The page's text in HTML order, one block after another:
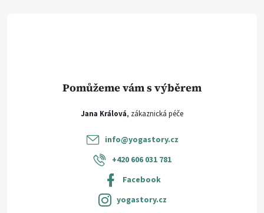
Jana Králová
info@yogastory.cz
+420 606 031 781
Facebook
yogastory.cz